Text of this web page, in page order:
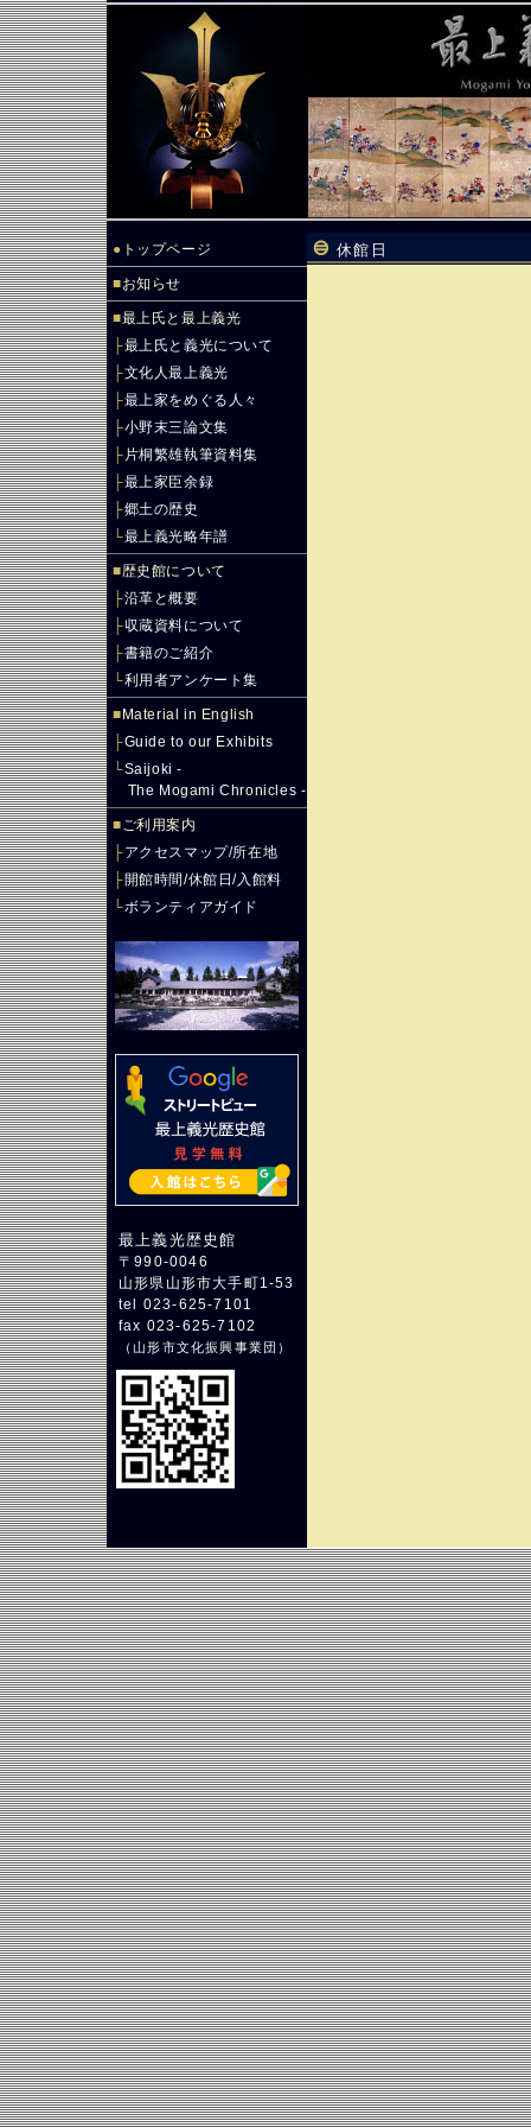
● トップページ
■お知らせ
■最上氏と最上義光
├最上氏と義光について
├文化人最上義光
├最上家をめぐる人々
├小野末三論文集
├ 片桐繁雄執筆資料集
├最上家臣余録
├郷土の歴史
└最上義光略年譜
■歴史館について
├沿革と概要
├収蔵資料について
├書籍のご紹介
└利用者アンケート集
■ Material in English
├Guide to our Exhibits
└Saijoki -
The Mogami Chronicles -
■ご利用案内
├アクセスマップ/所在地
├開館時間/休館日/入館料
└ボランティアガイド
最上義光歴史館
〒990-0046
山形県山形市大手町1-53
tel 023-625-7101
fax 023-625-7102
（山形市文化振興事業団 ）
休館日